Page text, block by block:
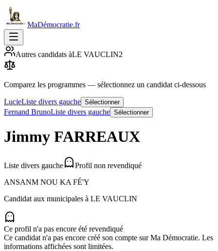
MaDémocratie.fr
Autres candidats àLE VAUCLIN2
Comparez les programmes — sélectionnez un candidat ci-dessous
LucieListe divers gauche Sélectionner
Fernand BrunoListe divers gauche Sélectionner
Jimmy FARREAUX
Liste divers gauche
Profil non revendiqué
ANSANM NOU KA FÉ'Y
Candidat aux municipales à LE VAUCLIN
Ce profil n'a pas encore été revendiqué
Ce candidat n'a pas encore créé son compte sur Ma Démocratie. Les
informations affichées sont limitées.